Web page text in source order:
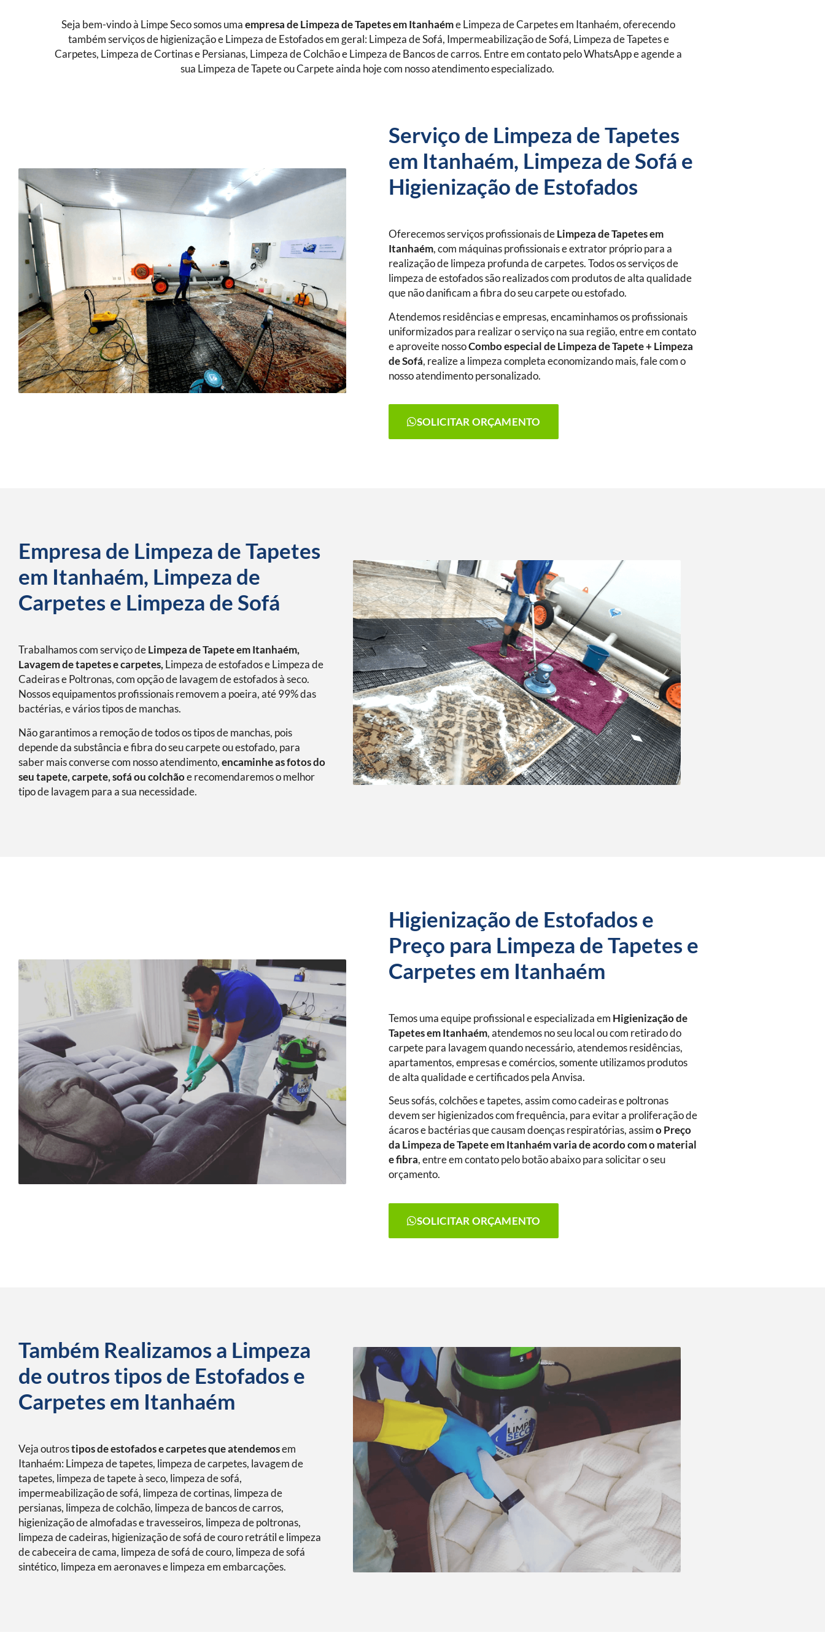
Seja bem-vindo à Limpe Seco somos uma empresa de Limpeza de Tapetesem Itanhaéme Limpeza de Carpetes em Itanhaém, oferecendo
também serviços de higienização e Limpeza de Estofados em geral: Limpeza de Sofá, Impermeabilização de Sofá, Limpeza de Tapetes e
Carpetes, Limpeza de Cortinas e Persianas, Limpeza de Colchão e Limpeza de Bancos de carros. Entre em contato pelo WhatsApp e agende a
sua Limpeza de Tapete ou Carpete ainda hoje com nosso atendimento especializado.
Serviço de Limpeza de Tapetes
em Itanhaém, Limpeza de Sofá e
Higienização de Estofados
Oferecemos serviços profissionais de Limpeza de Tapetesem
Itanhaém, com máquinas profissionais e extrator próprio para a
realização de limpeza profunda de carpetes. Todos os serviços de
limpeza de estofados são realizados com produtos de alta qualidade
que não danificam a fibra do seu carpete ou estofado.
Atendemos residências e empresas, encaminhamos os profissionais
uniformizados para realizar o serviço na sua região, entre em contato
e aproveite nossoCombo especial de Limpeza de Tapete + Limpeza
de Sofá, realize a limpeza completa economizando mais, fale com o
nosso atendimento personalizado.
SOLICITAR ORÇAMENTO
Empresa de Limpeza de Tapetes
em Itanhaém, Limpeza de
Carpetes e Limpeza de Sofá
Trabalhamos com serviço de Limpeza de Tapete em Itanhaém,
Lavagem de tapetes e carpetes, Limpeza de estofados e Limpeza de
Cadeiras e Poltronas, com opção de lavagem de estofados à seco.
Nossos equipamentos profissionais removem a poeira, até 99% das
bactérias, e vários tipos de manchas.
Não garantimos a remoção de todos os tipos de manchas, pois
depende da substância e fibra do seu carpete ou estofado, para
saber mais converse com nosso atendimento, encaminhe as fotos do
seu tapete, carpete, sofá ou colchãoe recomendaremos o melhor
tipo de lavagem para a sua necessidade.
Higienização de Estofados e
Preço para Limpeza de Tapetes e
Carpetes em Itanhaém
Temos uma equipe profissional e especializada em Higienização de
Tapetesem Itanhaém, atendemos no seu local ou com retirado do
carpete para lavagem quando necessário, atendemos residências,
apartamentos, empresas e comércios, somente utilizamos produtos
de alta qualidade e certificados pela Anvisa.
Seus sofás, colchões e tapetes, assim como cadeiras e poltronas
devem ser higienizados com frequência, para evitar a proliferação de
ácaros e bactérias que causam doenças respiratórias, assimo Preço
da Limpeza de Tapeteem Itanhaémvaria de acordo com o material
e fibra, entre em contato pelo botão abaixo para solicitar o seu
orçamento.
SOLICITAR ORÇAMENTO
Também Realizamos a Limpeza
de outros tipos de Estofados e
Carpetes em Itanhaém
Veja outrostipos de estofados e carpetes que atendemosem
Itanhaém: Limpeza de tapetes, limpeza de carpetes, lavagem de
tapetes, limpeza de tapete à seco, limpeza de sofá,
impermeabilização de sofá, limpeza de cortinas, limpeza de
persianas, limpeza de colchão, limpeza de bancos de carros,
higienização de almofadas e travesseiros, limpeza de poltronas,
limpeza de cadeiras, higienização de sofá de couro retrátil e limpeza
de cabeceira de cama, limpeza de sofá de couro, limpeza de sofá
sintético, limpeza em aeronaves e limpeza em embarcações.